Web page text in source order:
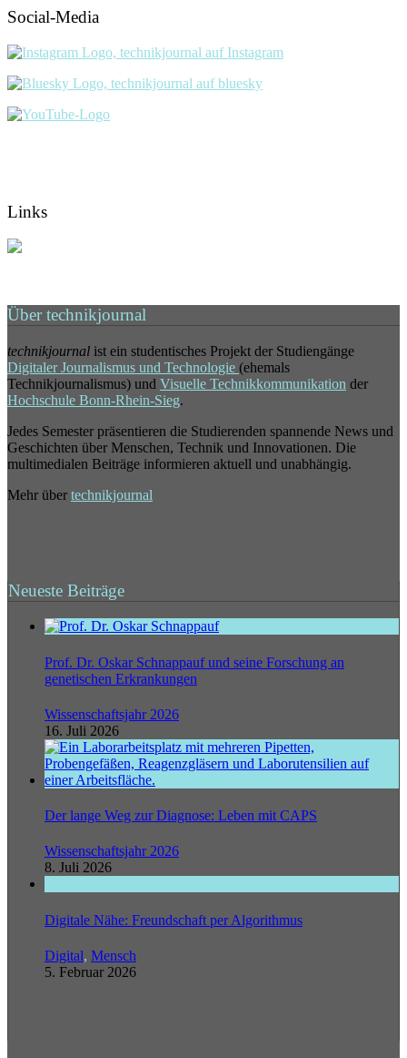
Social-Media
Links
Über technikjournal
technikjournal ist ein studentisches Projekt der Studiengänge
Digitaler Journalismus und Technologie (ehemals
Technikjournalismus) und Visuelle Technikkommunikation der
Hochschule Bonn-Rhein-Sieg.
Jedes Semester präsentieren die Studierenden spannende News und
Geschichten über Menschen, Technik und Innovationen. Die
multimedialen Beiträge informieren aktuell und unabhängig.
Mehr über technikjournal
Neueste Beiträge
Prof. Dr. Oskar Schnappauf und seine Forschung an
genetischen Erkrankungen
Wissenschaftsjahr 2026
16. Juli 2026
Der lange Weg zur Diagnose: Leben mit CAPS
Wissenschaftsjahr 2026
8. Juli 2026
Digitale Nähe: Freundschaft per Algorithmus
Digital, Mensch
5. Februar 2026